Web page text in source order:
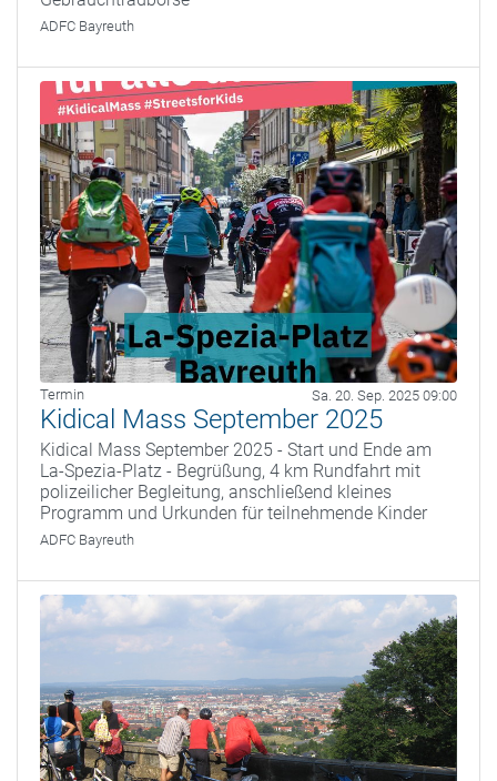
ADFC Bayreuth
Termin Sa. 20. Sep. 2025 09:00
Kidical Mass September 2025
Kidical Mass September 2025 - Start und Ende am
La-Spezia-Platz - Begrüßung, 4 km Rundfahrt mit
polizeilicher Begleitung, anschließend kleines
Programm und Urkunden für teilnehmende Kinder
ADFC Bayreuth